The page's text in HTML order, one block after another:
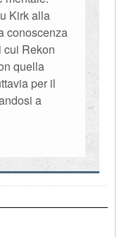
Kirk alla
conoscenza
Rekon
quella
per il
a